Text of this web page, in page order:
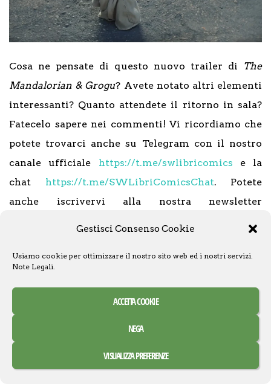
Gestisci Consenso Cookie
Usiamo cookie per ottimizzare il nostro sito web ed i nostri servizi.
Note Legali.
ACCETTA COOKIE
NEGA
VISUALIZZA PREFERENZE
Cosa ne pensate di questo nuovo trailer di
The
Mandalorian & Grogu? Avete notato altri elementi
interessanti? Quanto attendete il ritorno in sala?
Fatecelo sapere nei commenti! Vi ricordiamo che
potete trovarci anche su Telegram con il nostro
canale ufficiale https://t.me/swlibricomics e la
chat https://t.me/SWLibriComicsChat. Potete
anche iscrivervi alla nostra newsletter
storecon il merchandising ufficiale di Star Wars
Written by